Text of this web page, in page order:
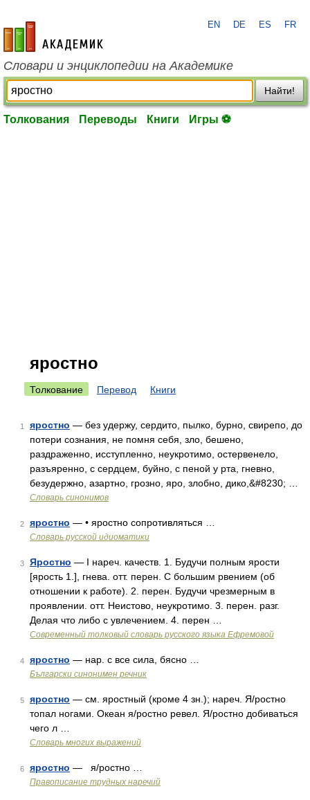
academic.ru
EN DE ES FR
Словари и энциклопедии на Академике
Найти!
Толкования Переводы Книги Игры ⚽
яростно
Толкование Перевод Книги
1 яростно — без удержу, сердито, пылко, бурно, свирепо, до
потери сознания, не помня себя, зло, бешено,
раздраженно, исступленно, неукротимо, остервенело,
разъяренно, с сердцем, буйно, с пеной у рта, гневно,
безудержно, азартно, грозно, яро, злобно, дико,&#8230; …
Словарь синонимов
2 яростно — • яростно сопротивляться …
Словарь русской идиоматики
3 Яростно — I нареч. качеств. 1. Будучи полным ярости
[ярость 1.], гнева. отт. перен. С большим рвением (об
отношении к работе). 2. перен. Будучи чрезмерным в
проявлении. отт. Неистово, неукротимо. 3. перен. разг.
Делая что либо с увлечением. 4. перен …
Современный толковый словарь русского языка Ефремовой
4 яростно — нар. с все сила, бясно …
Български синонимен речник
5 яростно — см. яростный (кроме 4 зн.); нареч. Я/ростно
топал ногами. Океан я/ростно ревел. Я/ростно добиваться
чего л …
Словарь многих выражений
6 яростно — я/ростно …
Правописание трудных наречий